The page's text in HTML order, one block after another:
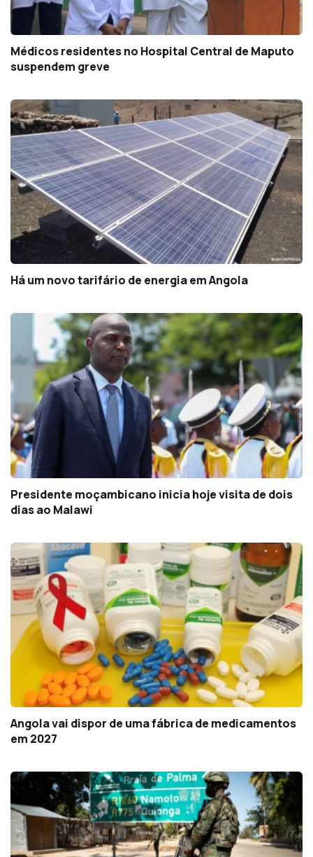
Médicos residentes no Hospital Central de Maputo
suspendem greve
Há um novo tarifário de energia em Angola
Presidente moçambicano inicia hoje visita de dois
dias ao Malawi
Angola vai dispor de uma fábrica de medicamentos
em 2027